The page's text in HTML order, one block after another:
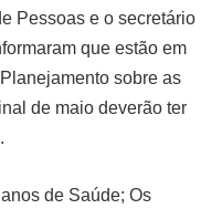
Pessoas e o secretário
que estão em
sobre as
de maio deverão ter
de Saúde; Os